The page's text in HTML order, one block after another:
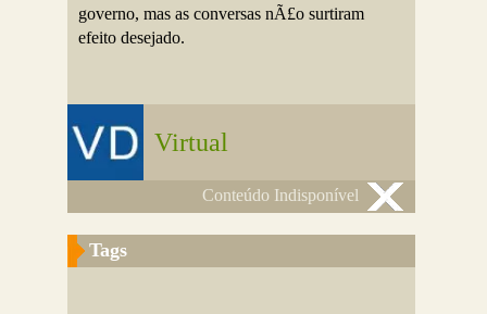
governo, mas as conversas nÃ£o surtiram
efeito desejado.
Virtual
Conteúdo Indisponível
Tags